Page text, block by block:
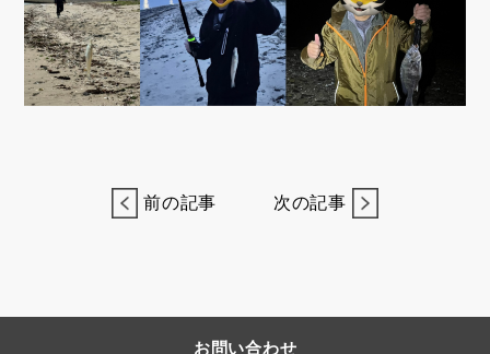
前の記事 次の記事
お問い合わせ